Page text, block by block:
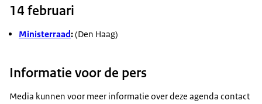
14 februari
Ministerraad:(Den Haag)
Informatie voor de pers
Media kunnen voor meer informatie over deze agenda contact